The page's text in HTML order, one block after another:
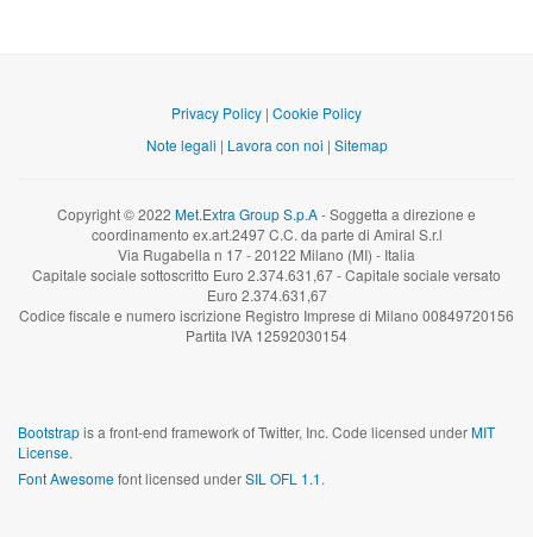
Privacy Policy | Cookie Policy
Note legali | Lavora con noi | Sitemap
Copyright © 2022 Met.Extra Group S.p.A- Soggetta a direzione e
coordinamento ex.art.2497 C.C. da parte di Amiral S.r.l
Via Rugabella n 17 - 20122 Milano (MI) - Italia
Capitale sociale sottoscritto Euro 2.374.631,67 - Capitale sociale versato
Euro 2.374.631,67
Codice fiscale e numero iscrizione Registro Imprese di Milano 00849720156
Partita IVA 12592030154
Bootstrapis a front-end framework of Twitter, Inc. Code licensed underMIT
License.
Font Awesomefont licensed underSIL OFL 1.1.